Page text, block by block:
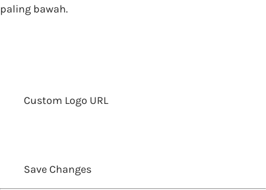
paling bawah.
Custom Logo URL
Save Changes